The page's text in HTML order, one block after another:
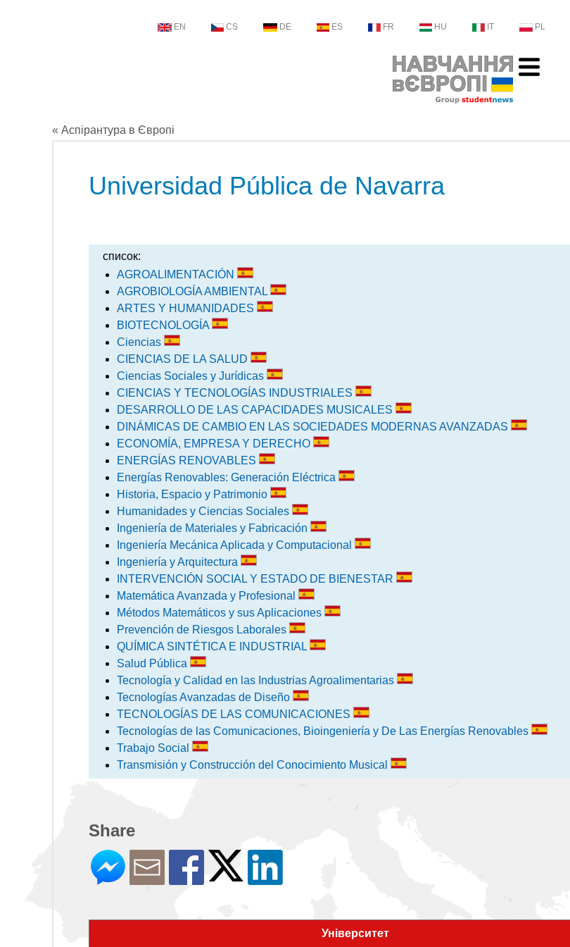
EN CS DE ES FR HU IT PL
« Аспірантура в Європі
Universidad Pública de Navarra
список:
AGROALIMENTACIÓN
AGROBIOLOGÍA AMBIENTAL
ARTES Y HUMANIDADES
BIOTECNOLOGÍA
Ciencias
CIENCIAS DE LA SALUD
Ciencias Sociales y Jurídicas
CIENCIAS Y TECNOLOGÍAS INDUSTRIALES
DESARROLLO DE LAS CAPACIDADES MUSICALES
DINÁMICAS DE CAMBIO EN LAS SOCIEDADES MODERNAS AVANZADAS
ECONOMÍA, EMPRESA Y DERECHO
ENERGÍAS RENOVABLES
Energías Renovables: Generación Eléctrica
Historia, Espacio y Patrimonio
Humanidades y Ciencias Sociales
Ingeniería de Materiales y Fabricación
Ingeniería Mecánica Aplicada y Computacional
Ingeniería y Arquitectura
INTERVENCIÓN SOCIAL Y ESTADO DE BIENESTAR
Matemática Avanzada y Profesional
Métodos Matemáticos y sus Aplicaciones
Prevención de Riesgos Laborales
QUÍMICA SINTÉTICA E INDUSTRIAL
Salud Pública
Tecnología y Calidad en las Industrias Agroalimentarias
Tecnologías Avanzadas de Diseño
TECNOLOGÍAS DE LAS COMUNICACIONES
Tecnologías de las Comunicaciones, Bioingeniería y De Las Energías Renovables
Trabajo Social
Transmisión y Construcción del Conocimiento Musical
Share
Університет